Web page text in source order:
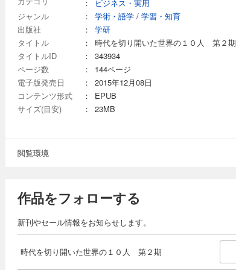
：
ビジネス・実用
ジャンル
： 学術・語学 / 学習・知育
出版社
：
学研
タイトル
：
時代を切り開いた世界の１０人 第２期
タイトルID
：
343934
ページ数
：
144ページ
電子版発売日
：
2015年12月08日
コンテンツ形式
：
EPUB
サイズ(目安)
： 23MB
閲覧環境
作品をフォローする
新刊やセール情報をお知らせします。
時代を切り開いた世界の１０人 第２期